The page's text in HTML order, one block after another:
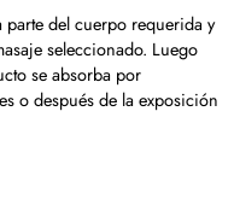
del cuerpo requerida y
seleccionado. Luego
se absorba por
o después de la exposición